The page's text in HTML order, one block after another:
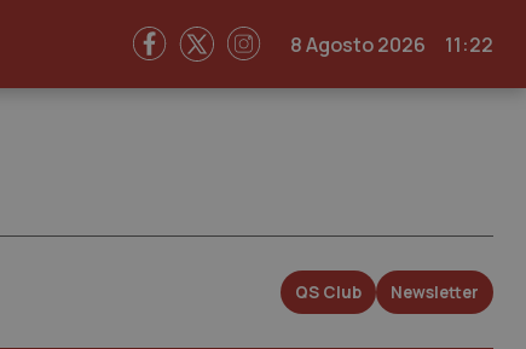
8 Agosto 2026 11:22
QS Club Newsletter